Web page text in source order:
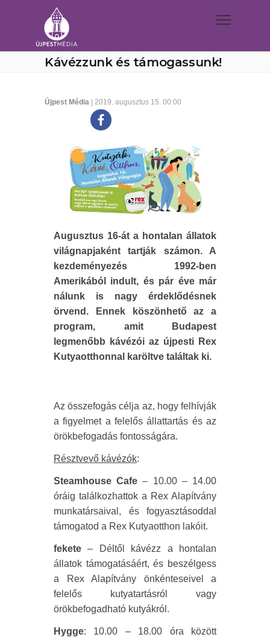
Kávézzunk és támogassunk!
Újpest Média | 2019. augusztus 15. 00:00
Augusztus 16-át a hontalan állatok
világnapjaként tartják számon. A
kezdeményezés 1992-ben
Amerikából indult, és pár éve már
nálunk is nagy érdeklődésnek
örvend. Ennek köszönhető az a
program, amit Budapest
legmenőbb kávézói az újpesti Rex
Kutyaotthonnal karöltve találtak ki.
Az összefogás célja az, hogy felhívják
a figyelmet a felelős állattartás és az
örökbefogadás fontosságára.
Résztvevő kávézók:
Steamhouse Cafe – 10.00 – 14.00
óráig találkozhattok a Rex Alapítvány
munkatársaival, és fogyasztásoddal
támogatod a Rex Kutyaotthon lakóit.
fekete – Déltől kávézz a hontalan
állatok támogatásáért, és beszélgess
a Rex Alapítvány önkénteseivel a
felelős kutyatartásról vagy
örökbefogadható kutyákról.
Hygge: 10.00 – 18.00 óra között